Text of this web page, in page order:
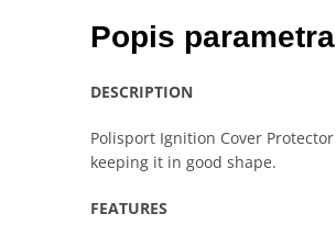
Popis parametra
DESCRIPTION
Polisport Ignition Cover
keeping it in good shape.
FEATURES